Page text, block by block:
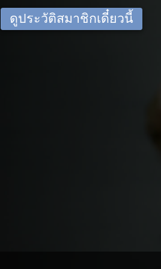
ดูประวัติสมาชิกเดี๋ยวนี้